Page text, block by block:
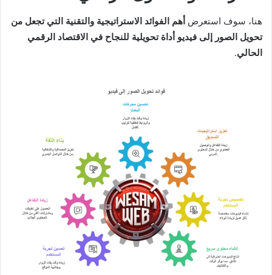
هنا، سوف استعرض أهم الفوائد الاستراتيجية والتقنية التي تجعل من
تحويل الصور إلى فيديو أداة تحويلية للنجاح في الاقتصاد الرقمي
الحالي.